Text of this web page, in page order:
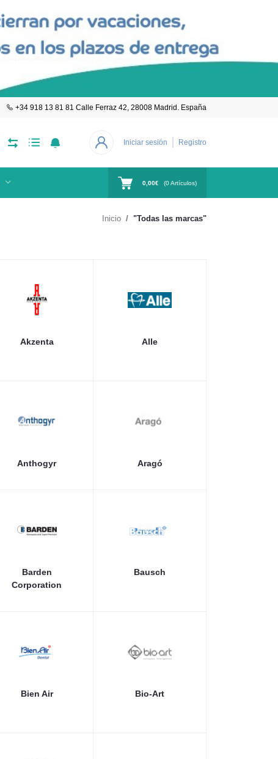
+34 918 13 81 81 Calle Ferraz 42, 28008 Madrid. España
Iniciar sesión Registro
0,00€ (0Artículos)
Inicio "Todas las marcas"
Akzenta Alle
Anthogyr Aragó
Barden
Corporation
Bausch
Bien Air Bio-Art